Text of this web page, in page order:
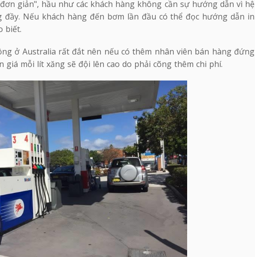
giản", hầu như các khách hàng không cần sự hướng dẫn vì hệ
Nếu khách hàng đến bơm lần đầu có thể đọc hướng dẫn in
biết.
ở Australia rất đắt nên nếu có thêm nhân viên bán hàng đứng
giá mỗi lít xăng sẽ đội lên cao do phải cõng thêm chi phí.